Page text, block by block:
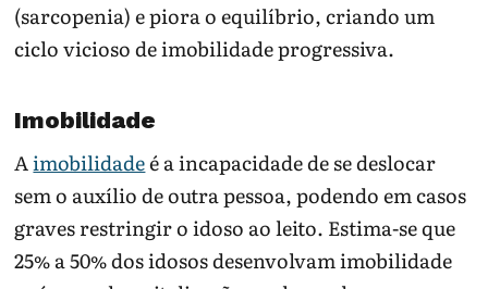
(sarcopenia) e piora o equilíbrio, criando um
ciclo vicioso de imobilidade progressiva.
Imobilidade
Aimobilidadeé a incapacidade de se deslocar
sem o auxílio de outra pessoa, podendo em casos
graves restringir o idoso ao leito. Estima-se que
25% a 50% dos idosos desenvolvam imobilidade